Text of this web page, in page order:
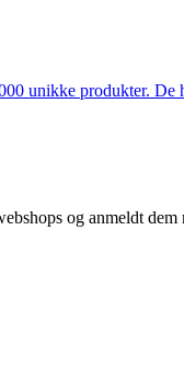
unikke produkter.
og anmeldt